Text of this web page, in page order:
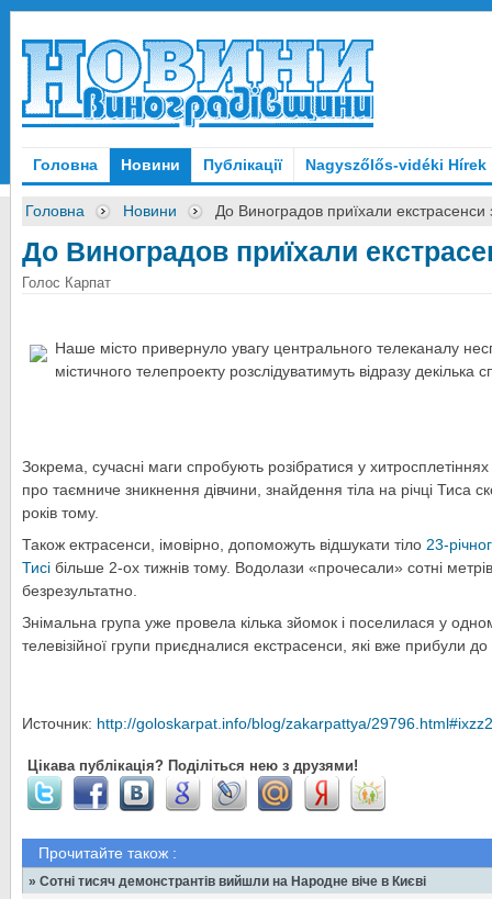
Головна Новини Публікації Nagyszőlős-vidéki Hírek
Головна Новини До Виноградов приїхали
До Виноградов приїхали
Голос Карпат
Наше місто привернуло увагу центрального телеканалу
містичного телепроекту розслідуватимуть відразу декілька
Зокрема, сучасні маги спробують розібратися у
про таємниче зникнення дівчини, знайдення тіла на річці Тиса
років тому.
Також ектрасенси, імовірно, допоможуть відшукати тіло 23-
Тисі більше 2-ох тижнів тому. Водолази «прочесали» сотні
безрезультатно.
Знімальна група уже провела кілька зйомок і поселилася у
телевізійної групи приєдналися екстрасенси, які вже прибули
Источник: http://goloskarpat.info/blog/zakarpattya/
Цікава публікація? Поділіться нею з друзями!
Прочитайте також :
» Сотні тисяч демонстрантів вийшли на Народне віче в Києві